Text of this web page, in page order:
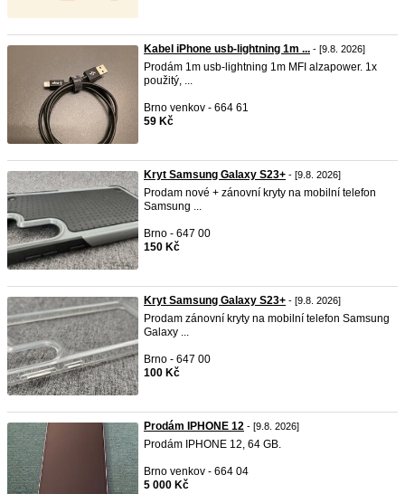
Kabel iPhone usb-lightning 1m ... - [9.8. 2026]
Prodám 1m usb-lightning 1m MFI alzapower. 1x
použitý, ...
Brno venkov - 664 61
59 Kč
Kryt Samsung Galaxy S23+ - [9.8. 2026]
Prodam nové + zánovní kryty na mobilní telefon
Samsung ...
Brno - 647 00
150 Kč
Kryt Samsung Galaxy S23+ - [9.8. 2026]
Prodam zánovní kryty na mobilní telefon Samsung
Galaxy ...
Brno - 647 00
100 Kč
Prodám IPHONE 12 - [9.8. 2026]
Prodám IPHONE 12, 64 GB.
Brno venkov - 664 04
5 000 Kč